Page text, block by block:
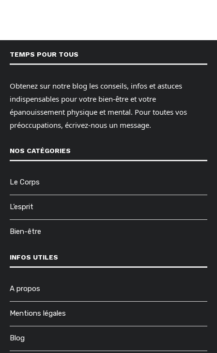
TEMPS POUR TOUS
Obtenez sur notre blog les conseils, infos et astuces
indispensables pour votre bien-être et votre
épanouissement physique et mental. Pour toutes vos
préoccupations, écrivez-nous un message.
NOS CATÉGORIES
Le Corps
L’esprit
Bien-être
INFOS UTILES
A propos
Mentions légales
Blog